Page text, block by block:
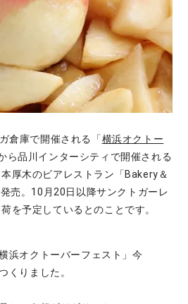
倉庫で開催される「横浜オクトー
ら品川インターシティで開催される
本厚木のビアレストラン「Bakery＆
売。10月20日以降サンクトガーレ
を予定しているとのことです。
浜オクトーバーフェスト」今
くりました。